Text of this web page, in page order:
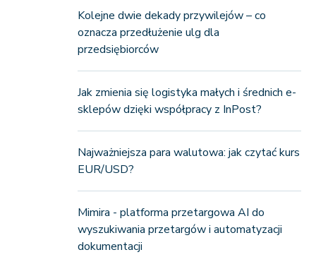
Kolejne dwie dekady przywilejów – co
oznacza przedłużenie ulg dla
przedsiębiorców
Jak zmienia się logistyka małych i średnich e-
sklepów dzięki współpracy z InPost?
Najważniejsza para walutowa: jak czytać kurs
EUR/USD?
Mimira - platforma przetargowa AI do
wyszukiwania przetargów i automatyzacji
dokumentacji